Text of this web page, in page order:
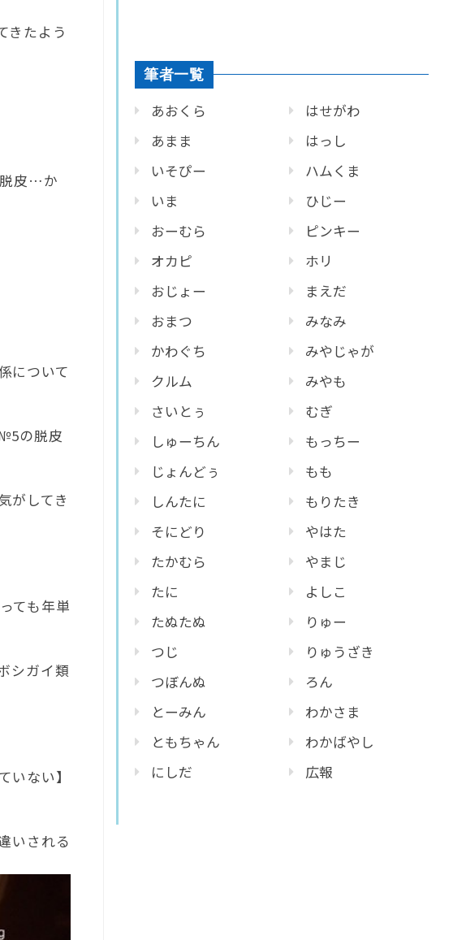
きたよう
脱皮…か
について
の脱皮
がしてき
ても年単
シガイ類
ない】
いされる
筆者一覧
あおくら
あまま
いそぴー
いま
おーむら
オカピ
おじょー
おまつ
かわぐち
クルム
さいとぅ
しゅーちん
じょんどぅ
しんたに
そにどり
たかむら
たに
たぬたぬ
つじ
つぼんぬ
とーみん
ともちゃん
にしだ
はせがわ
はっし
ハムくま
ひじー
ピンキー
ホリ
まえだ
みなみ
みやじゃが
みやも
むぎ
もっちー
もも
もりたき
やはた
やまじ
よしこ
りゅー
りゅうざき
ろん
わかさま
わかばやし
広報